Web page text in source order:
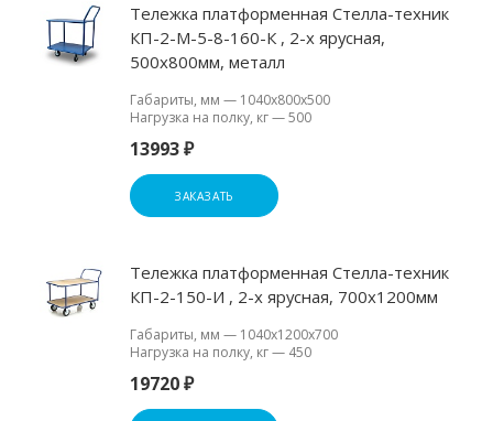
Тележка платформенная Стелла-техник
КП-2-М-5-8-160-К , 2-х ярусная,
500х800мм, металл
Габариты, мм — 1040х800х500
Нагрузка на полку, кг—500
13993 ₽
ЗАКАЗАТЬ
Тележка платформенная Стелла-техник
КП-2-150-И , 2-х ярусная, 700х1200мм
Габариты, мм — 1040х1200х700
Нагрузка на полку, кг— 450
19720 ₽